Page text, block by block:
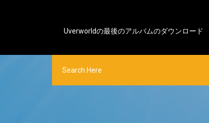
Uverworldの最後のアルバムのダウンロード